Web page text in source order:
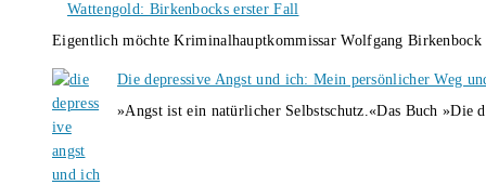
Wattengold: Birkenbocks erster Fall
Eigentlich möchte Kriminalhauptkommissar Wolfgang
Die depressive Angst und ich: Mein persönlicher Weg
»Angst ist ein natürlicher Selbstschutz.«Das Buch